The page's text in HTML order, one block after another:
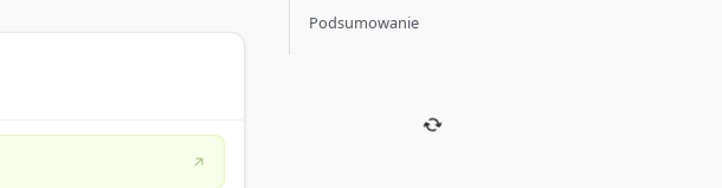
Podsumowanie